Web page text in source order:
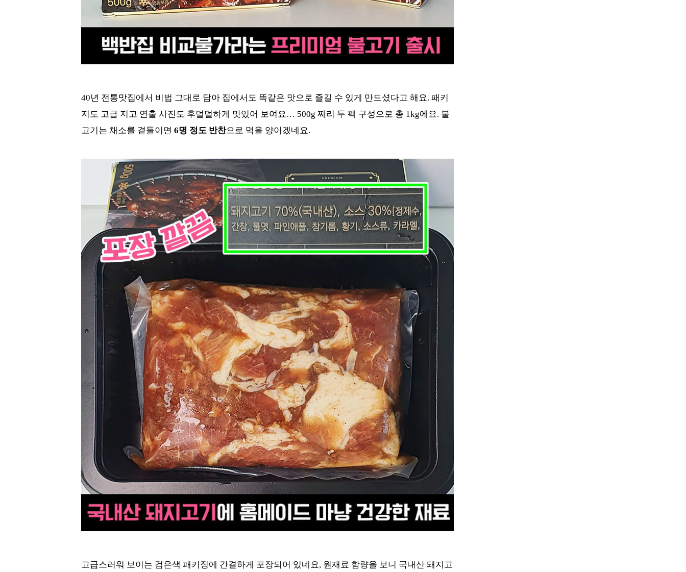
40년 전통맛집에서 비법 그대로 담아 집에서도 똑같은 맛으로 즐길 수 있게 만드셨다고 해요. 패키
지도 고급 지고 연출 사진도 후덜덜하게 맛있어 보여요… 500g 짜리 두 팩 구성으로 총 1kg에요. 불
고기는 채소를 곁들이면 6명 정도 반찬으로 먹을 양이겠네요.
고급스러워 보이는 검은색 패키징에 간결하게 포장되어 있네요, 원재료 함량을 보니 국내산 돼지고